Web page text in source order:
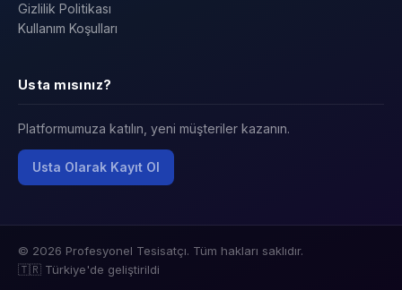
Gizlilik Politikası
Kullanım Koşulları
Usta mısınız?
Platformumuza katılın, yeni müşteriler kazanın.
Usta Olarak Kayıt Ol
© 2026 Profesyonel Tesisatçı. Tüm hakları saklıdır.
🇹🇷 Türkiye'de geliştirildi